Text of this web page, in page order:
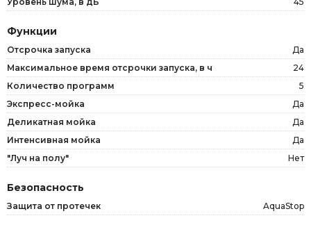
Функции
Отсрочка запуска
Да
Максимальное время отсрочки запуска, в ч
24
Количество программ
5
Экспресс-мойка
Да
Деликатная мойка
Да
Интенсивная мойка
Да
"Луч на полу"
Нет
Безопасность
Защита от протечек AquaStop